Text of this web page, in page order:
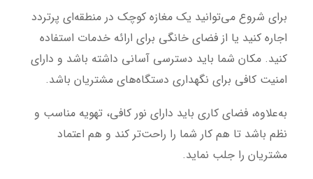
برای شروع می‌توانید یک مغازه کوچک در منطقه‌ای پرتردد
اجاره کنید یا از فضای خانگی برای ارائه خدمات استفاده
کنید. مکان شما باید دسترسی آسانی داشته باشد و دارای
امنیت کافی برای نگهداری دستگاه‌های مشتریان باشد.
به‌علاوه، فضای کاری باید دارای نور کافی، تهویه مناسب و
نظم باشد تا هم کار شما را راحت‌تر کند و هم اعتماد
مشتریان را جلب نماید.